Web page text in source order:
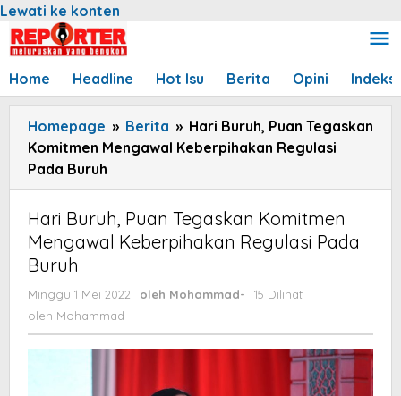
Lewati ke konten
Home Headline Hot Isu Berita Opini Indeks
Homepage » Berita » Hari Buruh, Puan Tegaskan
Komitmen Mengawal Keberpihakan Regulasi
Pada Buruh
Hari Buruh, Puan Tegaskan Komitmen
Mengawal Keberpihakan Regulasi Pada
Buruh
Minggu 1 Mei 2022 oleh Mohammad-
15 Dilihat
oleh Mohammad